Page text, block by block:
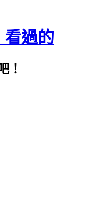
看過的
！